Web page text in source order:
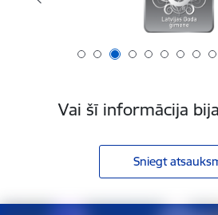
Vai šī informācija
Sniegt